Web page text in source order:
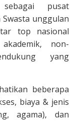
pusat
unggulan
top nasional
non-
yang
beberapa
biaya & jenis
agama), dan